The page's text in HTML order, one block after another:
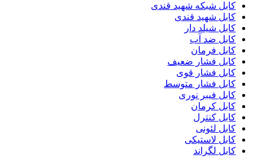
کابل شبکه شهید قندی
کابل شهید قندی
کابل شیلد دار
کابل ضد آب
کابل فرمان
کابل فشار ضعیف
کابل فشار قوی
کابل فشار متوسط
کابل فیبر نوری
کابل کرمان
کابل کنترل
کابل لئونی
کابل لاستیکی
کابل لگراند